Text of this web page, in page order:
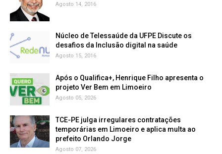
Agosto 14, 2016
Núcleo de Telessaúde da UFPE Discute os
Agosto 15, 2016
Após o Qualifica+, Henrique Filho apresenta o
projeto Ver Bem em Limoeiro
Agosto 05, 2026
TCE-PE julga irregulares contratações
temporárias em Limoeiro e aplica multa ao
prefeito Orlando Jorge
Agosto 07, 2026